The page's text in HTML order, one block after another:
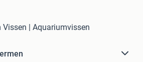
| Aquariumvissen